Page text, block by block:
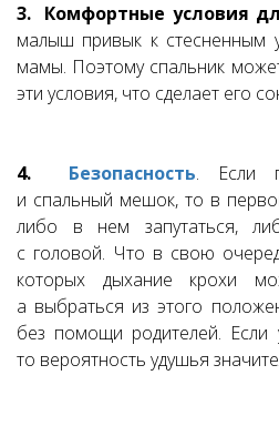
3. Комфортные условия
малыш привык к стесненным
мамы. Поэтому спальник
эти условия, что сделает его
4. Безопасность. Если
и спальный мешок, то в
либо в нем запутаться,
с головой. Что в свою
которых дыхание крохи
а выбраться из этого
без помощи родителей.
то вероятность удушья